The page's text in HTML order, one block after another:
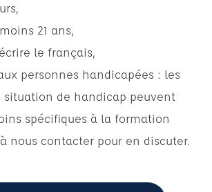
21 ans,
le français,
personnes handicapées : les
situation de handicap peuvent
spécifiques à la formation
à nous contacter pour en discuter.